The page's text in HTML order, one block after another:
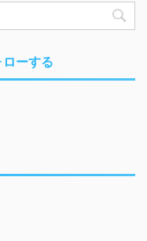
ローする